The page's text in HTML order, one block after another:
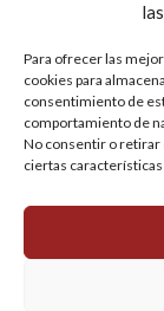
Para ofrecer las
cookies para
consentimiento de
comportamiento de
No consentir o retirar
ciertas
C/ Castaños, 121-
80. Fax: 93 757
Aviso legal